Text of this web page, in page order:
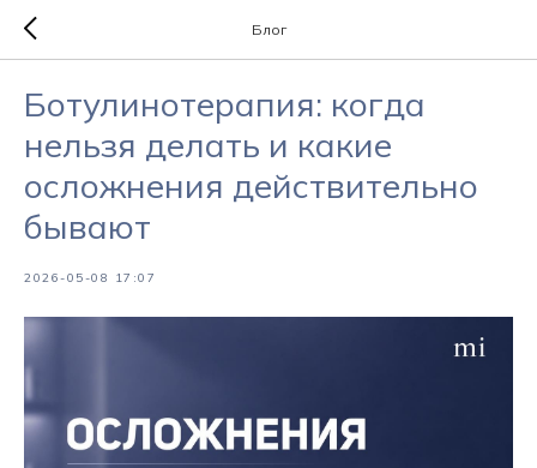
Блог
Ботулинотерапия: когда
нельзя делать и какие
осложнения действительно
бывают
2026-05-08 17:07